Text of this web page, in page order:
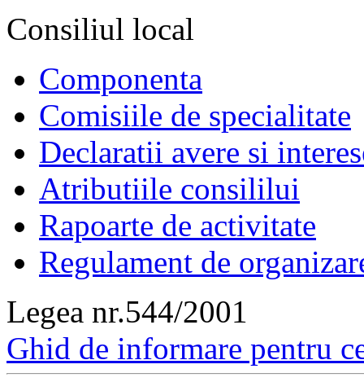
Consiliul local
Componenta
Comisiile de specialitate
Declaratii avere si
Atributiile consililui
Rapoarte de activitate
Regulament de
Legea nr.544/2001
Ghid de informare pentru